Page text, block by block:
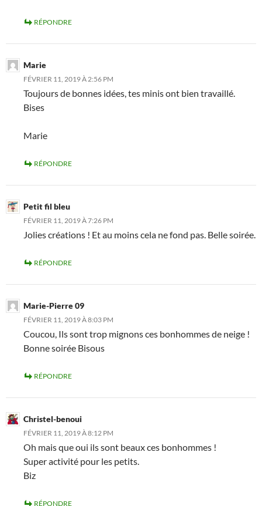
RÉPONDRE
Marie
FÉVRIER 11, 2019 À 2:56 PM
Toujours de bonnes idées, tes minis ont bien travaillé.
Bises
Marie
RÉPONDRE
Petit fil bleu
FÉVRIER 11, 2019 À 7:26 PM
Jolies créations ! Et au moins cela ne fond pas. Belle soirée.
RÉPONDRE
Marie-Pierre 09
FÉVRIER 11, 2019 À 8:03 PM
Coucou, Ils sont trop mignons ces bonhommes de neige !
Bonne soirée Bisous
RÉPONDRE
Christel-benoui
FÉVRIER 11, 2019 À 8:12 PM
Oh mais que oui ils sont beaux ces bonhommes !
Super activité pour les petits.
Biz
RÉPONDRE